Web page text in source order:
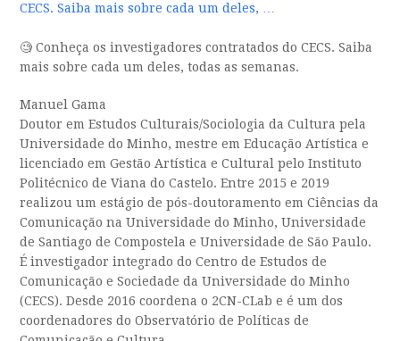
CECS. Saiba mais sobre cada um deles, …
🧐 Conheça os investigadores contratados do CECS. Saiba
mais sobre cada um deles, todas as semanas.
Manuel Gama
Doutor em Estudos Culturais/Sociologia da Cultura pela
Universidade do Minho, mestre em Educação Artística e
licenciado em Gestão Artística e Cultural pelo Instituto
Politécnico de Viana do Castelo. Entre 2015 e 2019
realizou um estágio de pós-doutoramento em Ciências da
Comunicação na Universidade do Minho, Universidade
de Santiago de Compostela e Universidade de São Paulo.
É investigador integrado do Centro de Estudos de
Comunicação e Sociedade da Universidade do Minho
(CECS). Desde 2016 coordena o 2CN-CLab e é um dos
coordenadores do Observatório de Políticas de